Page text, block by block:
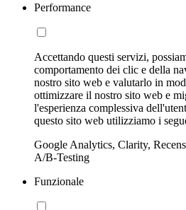
Performance
Accettando questi servizi,
comportamento dei clic e della
nostro sito web e valutarlo in
ottimizzare il nostro sito web e
l'esperienza complessiva
questo sito web utilizziamo i
Google Analytics, Clarity,
A/B-Testing
Funzionale